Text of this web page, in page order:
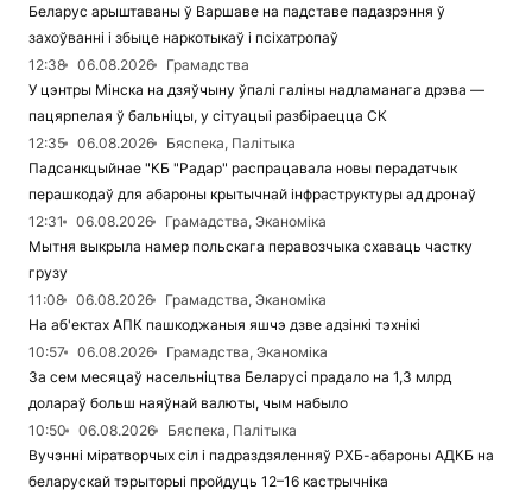
Беларус арыштаваны ў Варшаве на падставе падазрэння ў
захоўванні і збыце наркотыкаў і псіхатропаў
12:38
06.08.2026
Грамадства
У цэнтры Мінска на дзяўчыну ўпалі галіны надламанага дрэва —
пацярпелая ў бальніцы, у сітуацыі разбіраецца СК
12:35
06.08.2026
Бяспека, Палітыка
Падсанкцыйнае "КБ "Радар" распрацавала новы перадатчык
перашкодаў для абароны крытычнай інфраструктуры ад дронаў
12:31
06.08.2026
Грамадства, Эканоміка
Мытня выкрыла намер польскага перавозчыка схаваць частку
грузу
11:08
06.08.2026
Грамадства, Эканоміка
На аб'ектах АПК пашкоджаныя яшчэ дзве адзінкі тэхнікі
10:57
06.08.2026
Грамадства, Эканоміка
За сем месяцаў насельніцтва Беларусі прадало на 1,3 млрд
долараў больш наяўнай валюты, чым набыло
10:50
06.08.2026
Бяспека, Палітыка
Вучэнні міратворчых сіл і падраздзяленняў РХБ-абароны АДКБ на
беларускай тэрыторыі пройдуць 12–16 кастрычніка